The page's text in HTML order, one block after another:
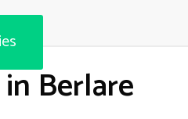
Berlare